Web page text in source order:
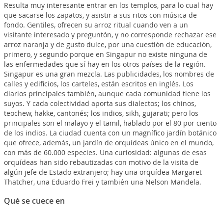
Resulta muy interesante entrar en los templos, para lo cual hay
que sacarse los zapatos, y asistir a sus ritos con música de
fondo. Gentiles, ofrecen su arroz ritual cuando ven a un
visitante interesado y preguntón, y no corresponde rechazar ese
arroz naranja y de gusto dulce, por una cuestión de educación,
primero, y segundo porque en Singapur no existe ninguna de
las enfermedades que sí hay en los otros países de la región.
Singapur es una gran mezcla. Las publicidades, los nombres de
calles y edificios, los carteles, están escritos en inglés. Los
diarios principales también, aunque cada comunidad tiene los
suyos. Y cada colectividad aporta sus dialectos; los chinos,
teochew, hakke, cantonés; los indios, sikh, gujarati; pero los
principales son el malayo y el tamil, hablado por el 80 por ciento
de los indios. La ciudad cuenta con un magnífico jardín botánico
que ofrece, además, un jardín de orquídeas único en el mundo,
con más de 60.000 especies. Una curiosidad: algunas de esas
orquídeas han sido rebautizadas con motivo de la visita de
algún jefe de Estado extranjero; hay una orquídea Margaret
Thatcher, una Eduardo Frei y también una Nelson Mandela.
Qué se cuece en